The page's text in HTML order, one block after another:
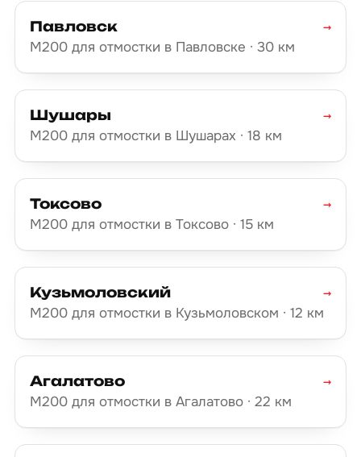
Павловск
М200 для отмостки в Павловске · 30 км
→
Шушары
М200 для отмостки в Шушарах · 18 км
→
Токсово
М200 для отмостки в Токсово · 15 км
→
Кузьмоловский
М200 для отмостки в Кузьмоловском · 12 км
→
Агалатово
М200 для отмостки в Агалатово · 22 км
→